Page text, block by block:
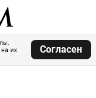
на их
Согласен